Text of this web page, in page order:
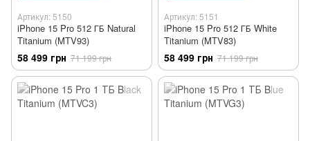
Артикул: 5150
iPhone 15 Pro 512 ГБ Natural
Titanium (MTV93)
58 499 грн 71 199 грн
Артикул: 5151
iPhone 15 Pro 512 ГБ White
Titanium (MTV83)
58 499 грн 71 199 грн